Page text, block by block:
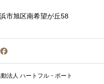
市旭区南希望が丘58
法人 ハートフル・ポート